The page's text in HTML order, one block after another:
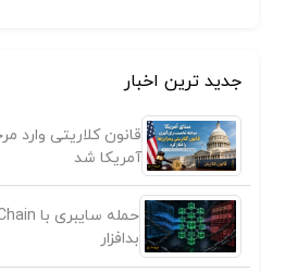
جدید ترین اخبار
قانون کلاریتی وارد
آمریکا شد
بدافزار